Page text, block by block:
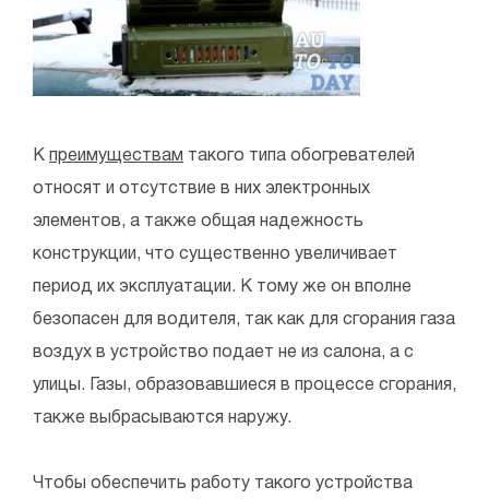
К преимуществам такого типа обогревателей
относят и отсутствие в них электронных
элементов, а также общая надежность
конструкции, что существенно увеличивает
период их эксплуатации. К тому же он вполне
безопасен для водителя, так как для сгорания газа
воздух в устройство подает не из салона, а с
улицы. Газы, образовавшиеся в процессе сгорания,
также выбрасываются наружу.
Чтобы обеспечить работу такого устройства